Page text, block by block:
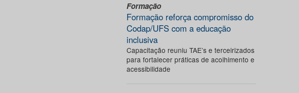
Formação
Formação reforça compromisso do
Codap/UFS com a educação
inclusiva
Capacitação reuniu TAE’s e terceirizados
para fortalecer práticas de acolhimento e
acessibilidade